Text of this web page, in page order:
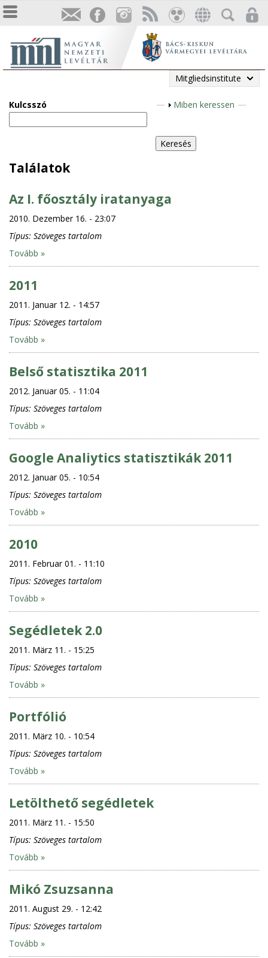
Mitgliedsinstitute
Kulcsszó
A
z
e
Miben keressen
Találatok
Az I. főosztály iratanyaga
2010. Dezember 16. - 23:07
Típus: Szöveges tartalom
Tovább »
2011
2011. Januar 12. - 14:57
Típus: Szöveges tartalom
Tovább »
Belső statisztika 2011
2012. Januar 05. - 11:04
Típus: Szöveges tartalom
Tovább »
Google Analiytics statisztikák 2011
2012. Januar 05. - 10:54
Típus: Szöveges tartalom
Tovább »
2010
2011. Februar 01. - 11:10
Típus: Szöveges tartalom
Tovább »
Segédletek 2.0
2011. März 11. - 15:25
Típus: Szöveges tartalom
Tovább »
Portfólió
2011. März 10. - 10:54
Típus: Szöveges tartalom
Tovább »
Letölthető segédletek
2011. März 11. - 15:50
Típus: Szöveges tartalom
Tovább »
Mikó Zsuzsanna
2011. August 29. - 12:42
Típus: Szöveges tartalom
Tovább »